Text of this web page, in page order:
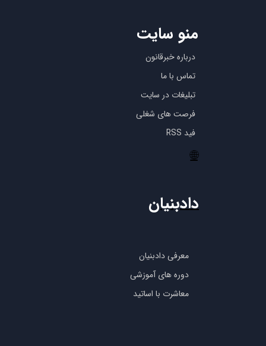
درباره خبرقانون
تماس با ما
تبلیغات در سایت
فرصت های شغلی
فید RSS
منو سایت
🌐
معرفی دادبنیان
دوره های آموزشی
معاشرت با اساتید
دادبنیان